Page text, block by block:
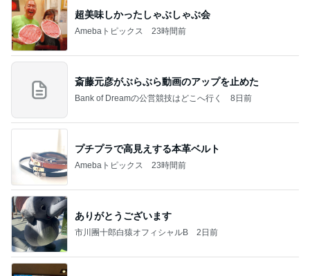
超美味しかったしゃぶしゃぶ会
Amebaトピックス 23時間前
斎藤元彦がぶらぶら動画のアップを止めた
Bank of Dreamの公営競技はどこへ行く 8日前
プチプラで高見えする本革ベルト
Amebaトピックス 23時間前
ありがとうございます
市川團十郎白猿オフィシャルB 2日前